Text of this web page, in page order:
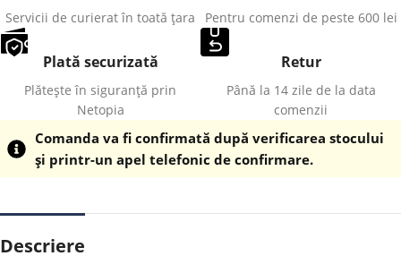
Servicii de curierat în toată țara Pentru comenzi de peste 600 lei
Plată securizată
Plătește în siguranță prin
Netopia
Retur
Până la 14 zile de la data
comenzii
Comanda va fi confirmată după verificarea stocului
și printr-un apel telefonic de confirmare.
Descriere